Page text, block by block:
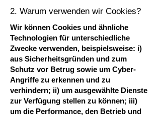
2. Warum verwenden wir Cookies?
Wir können Cookies und ähnliche
Technologien für unterschiedliche
Zwecke verwenden, beispielsweise: i)
aus Sicherheitsgründen und zum
Schutz vor Betrug sowie um Cyber-
Angriffe zu erkennen und zu
verhindern; ii) um ausgewählte Dienste
zur Verfügung stellen zu können; iii)
um die Performance, den Betrieb und